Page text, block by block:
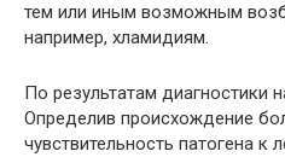
тем или иным возможным
например, хламидиям.
По результатам диагностики
Определив происхождение
чувствительность патогена к